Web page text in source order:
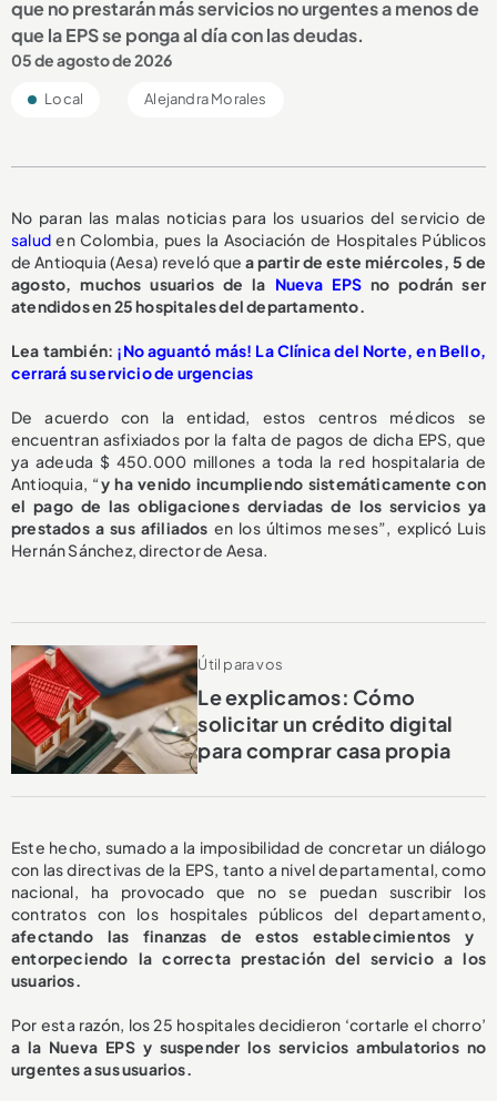
que no prestarán más servicios no urgentes a menos de
que la EPS se ponga al día con las deudas.
05 de agosto de 2026
Local Alejandra Morales
No paran las malas noticias para los usuarios del servicio de
salud en Colombia, pues la Asociación de Hospitales Públicos
de Antioquia (Aesa) reveló quea partir de este miércoles, 5 de
agosto,
muchos usuarios de la Nueva EPS no podrán ser
atendidos en 25 hospitales del departamento.
Lea también: ¡No aguantó más! La Clínica del Norte, en Bello,
cerrará su servicio de urgencias
De acuerdo con la entidad, estos centros médicos se
encuentran asfixiados por la falta de pagos de dicha EPS, que
ya adeuda $ 450.000 millones a toda la red hospitalaria de
Antioquia, “y ha venido incumpliendo sistemáticamente con
el pago de las obligaciones derviadas de los servicios ya
prestados a sus afiliados en los últimos meses”, explicó Luis
Hernán Sánchez, director de Aesa.
Útil para vos
Le explicamos: Cómo
solicitar un crédito digital
para comprar casa propia
Este hecho, sumado a la imposibilidad de concretar un diálogo
con las directivas de la EPS, tanto a nivel departamental, como
nacional, ha provocado que no se puedan suscribir los
contratos con los hospitales públicos del departamento,
afectando las finanzas de estos establecimientos y
entorpeciendo la correcta prestación del servicio a los
usuarios.
Por esta razón, los 25 hospitales decidieron ‘cortarle el chorro’
a la Nueva EPS y suspender los servicios ambulatorios no
urgentes a sus usuarios.